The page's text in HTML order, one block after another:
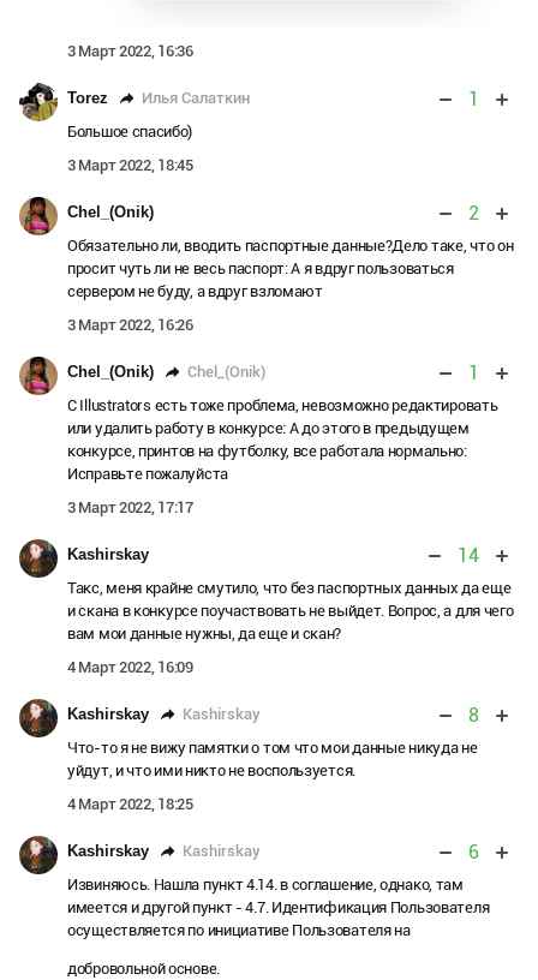
3 Март 2022, 16:36
Torez Илья Салаткин 1
Большое спасибо)
3 Март 2022, 18:45
Chel_(Onik) 2
Обязательно ли, вводить паспортные данные?Дело таке, что он
просит чуть ли не весь паспорт: А я вдруг пользоваться
сервером не буду, а вдруг взломают
3 Март 2022, 16:26
Chel_(Onik) Chel_(Onik) 1
С Illustrators есть тоже проблема, невозможно редактировать
или удалить работу в конкурсе: А до этого в предыдущем
конкурсе, принтов на футболку, все работала нормально:
Исправьте пожалуйста
3 Март 2022, 17:17
Kashirskay 14
Такс, меня крайне смутило, что без паспортных данных да еще
и скана в конкурсе поучаствовать не выйдет. Вопрос, а для чего
вам мои данные нужны, да еще и скан?
4 Март 2022, 16:09
Kashirskay Kashirskay 8
Что-то я не вижу памятки о том что мои данные никуда не
уйдут, и что ими никто не воспользуется.
4 Март 2022, 18:25
Kashirskay Kashirskay 6
Извиняюсь. Нашла пункт 4.14. в соглашение, однако, там
имеется и другой пункт - 4.7. Идентификация Пользователя
осуществляется по инициативе Пользователя на
добровольной основе.